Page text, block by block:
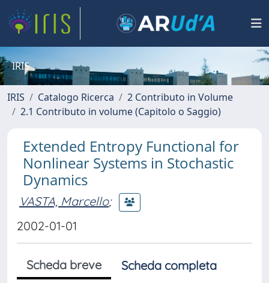
IRIS
IRIS Catalogo Ricerca
2 Contributo in Volume
2.1 Contributo in volume (Capitolo o Saggio)
Extended Entropy Functional for
Nonlinear Systems in Stochastic
Dynamics
VASTA, Marcello;
2002-01-01
Scheda breve
Scheda completa